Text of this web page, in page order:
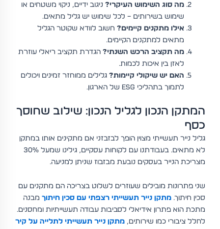
מה סוג השימוש העיקרי? ניגוב ידיים, ניקוי משטחים או
שימוש בשירותים – לכל שימוש יש גליל מתאים.
אילו מתקנים קיימים? חשוב לוודא שקוטר הגליל
מתאים למתקנים הקיימים.
מה תקציב הרכש השנתי? הגדרת תקציב ריאלי עוזרת
לאזן בין איכות לכמות.
האם יש שיקולי קיימות? גלילים ממוחזר זמינים ויכולים
לתמוך בתהליכי ESG של הארגון.
המתקן הנכון לגליל הנכון: שילוב שחוסך
כסף
גליל נייר תעשייתי מצוין הופך לבזבזני אם מתקינים אותו במתקן
לא מתאים. בעבודתנו עם לקוחות עסקיים, גילינו שמעל 30%
מצריכת הנייר בעסקים נובעת מבזבוז שניתן למניעה.
שני פתרונות מובילים שעוזרים לשלוט בצריכה הם מתקנים עם
סכין חיתוך. מתקן נייר תעשייתי רצפתי עם סכין חיתוךמבנה
מתכת הוא פתרון אידיאלי לסביבות עבודה תעשייתיות ומחסנים.
לחלל ציבורי כמו שירותים, מתקן נייר תעשייתי לתלייה על קיר